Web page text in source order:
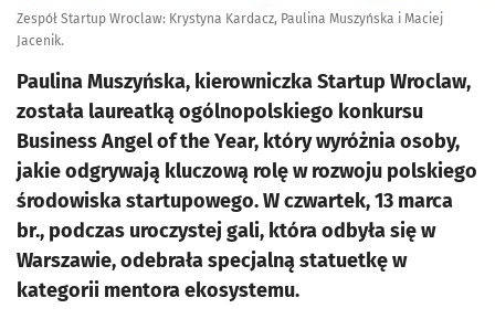
Zespół Startup Wroclaw: Krystyna Kardacz, Paulina Muszyńska i Maciej
Jacenik.
Paulina Muszyńska, kierowniczka Startup Wroclaw,
została laureatką ogólnopolskiego konkursu
Business Angel of the Year, który wyróżnia osoby,
jakie odgrywają kluczową rolę w rozwoju polskiego
środowiska startupowego. W czwartek, 13 marca
br., podczas uroczystej gali, która odbyła się w
Warszawie, odebrała specjalną statuetkę w
kategorii mentora ekosystemu.